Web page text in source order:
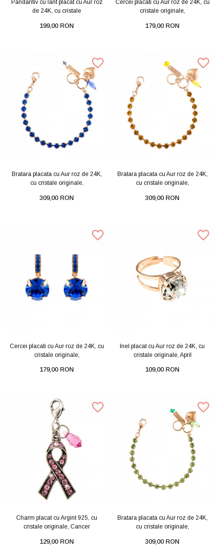
Pandantiv cu lant placat cu Aur roz
de 24K, cu cristale
199,00 RON
Cercei placati cu Aur roz de 24K, cu
cristale originale,
179,00 RON
Bratara placata cu Aur roz de 24K,
cu cristale originale,
309,00 RON
Bratara placata cu Aur roz de 24K,
cu cristale originale,
309,00 RON
Cercei placati cu Aur roz de 24K, cu
cristale originale,
179,00 RON
Inel placat cu Aur roz de 24K, cu
cristale originale, April
109,00 RON
Charm placat cu Argint 925, cu
cristale originale, Cancer
129,00 RON
Bratara placata cu Aur roz de 24K,
cu cristale originale,
309,00 RON